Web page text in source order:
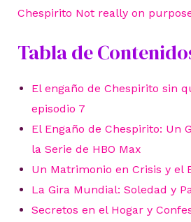
Chespirito Not really on
Tabla de
El engaño de Chespirito sin
episodio 7
El Engaño de Chespirito: Un
la Serie de HBO Max
Un Matrimonio en Crisis y el
La Gira Mundial: Soledad y
Secretos en el Hogar y